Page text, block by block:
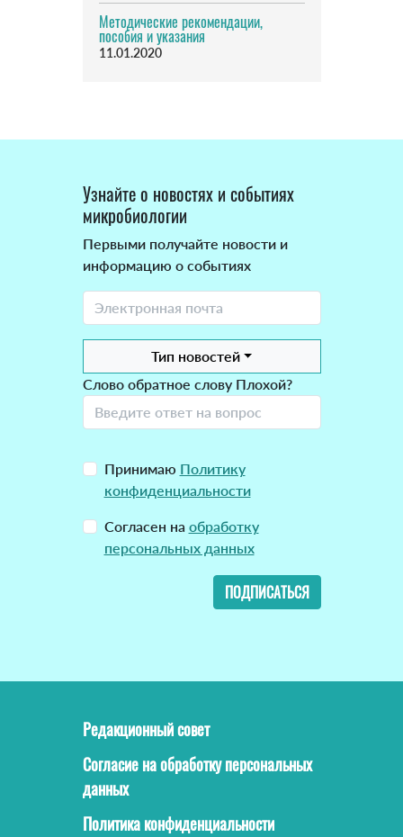
Методические рекомендации,
пособия и указания
11.01.2020
Узнайте о новостях и событиях
микробиологии
Первыми получайте новости и
информацию о событиях
Тип новостей
Слово обратное слову Плохой?
Принимаю Политику
конфиденциальности
Согласен на обработку
персональных данных
ПОДПИСАТЬСЯ
Редакционный совет
Согласие на обработку персональных
данных
Политика конфиденциальности